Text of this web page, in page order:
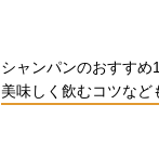
シャンパンのおすすめ
美味しく飲むコツなど